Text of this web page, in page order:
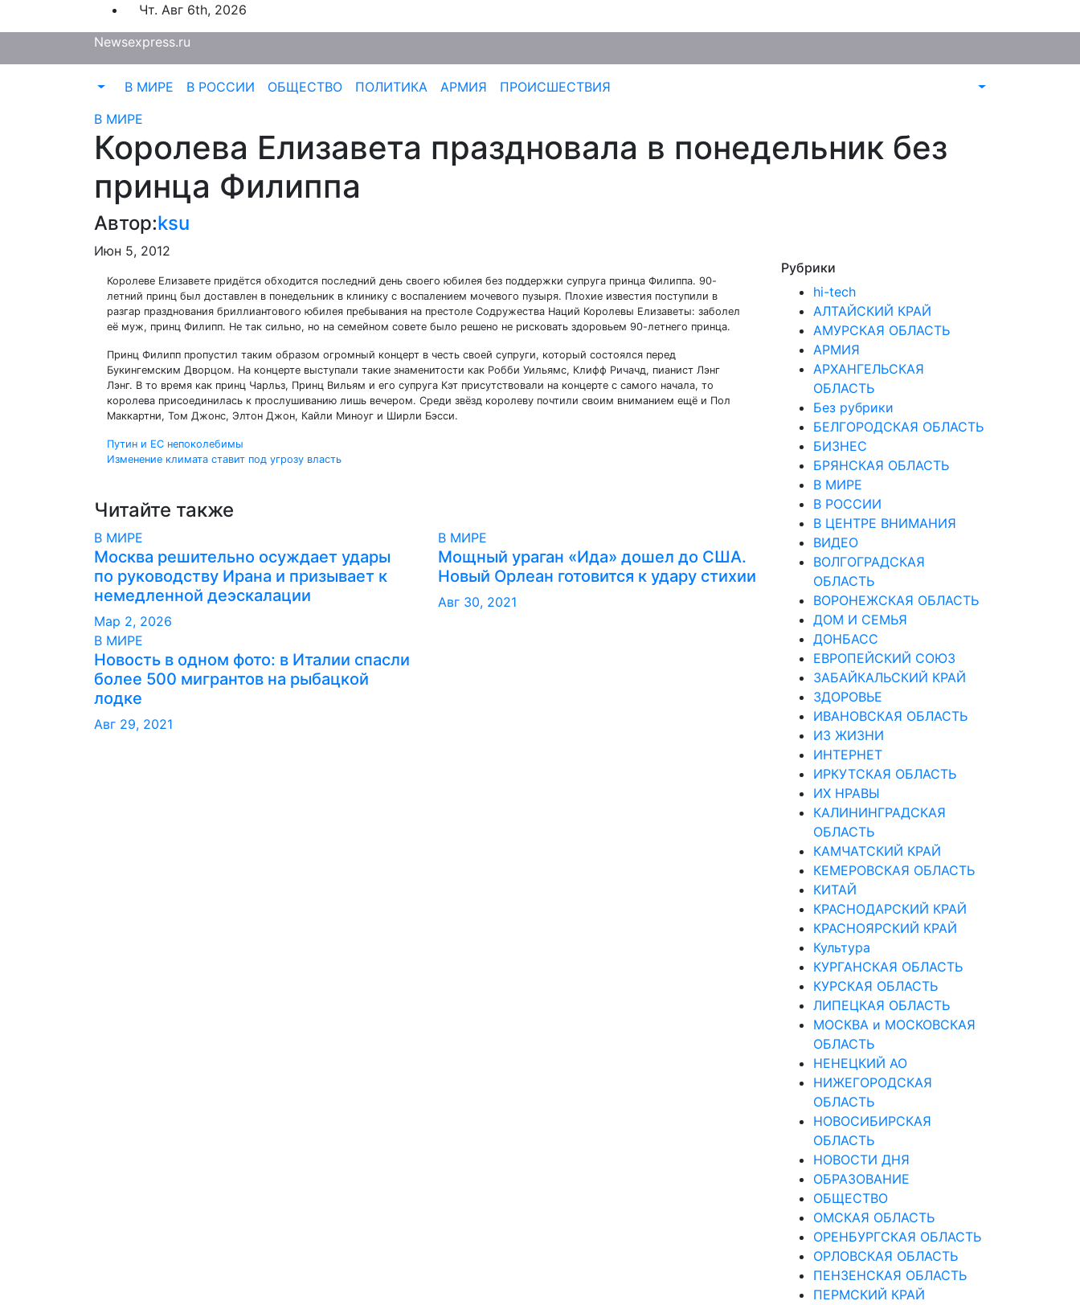
к
Чт. Авг 6th, 2026
Newsexpress.ru
В МИРЕ В РОССИИ ОБЩЕСТВО ПОЛИТИКА АРМИЯ
ПРОИСШЕСТВИЯ
В МИРЕ
Королева Елизавета праздновала в понедельник без
принца Филиппа
Автор:ksu
Июн 5, 2012
Королеве Елизавете придётся обходится последний день своего юбилея без поддержки супруга принца Филиппа. 90-
летний принц был доставлен в понедельник в клинику с воспалением мочевого пузыря. Плохие известия поступили в
разгар празднования бриллиантового юбилея пребывания на престоле Содружества Наций Королевы Елизаветы: заболел
её муж, принц Филипп. Не так сильно, но на семейном совете было решено не рисковать здоровьем 90-летнего принца.
Принц Филипп пропустил таким образом огромный концерт в честь своей супруги, который состоялся перед
Букингемским Дворцом. На концерте выступали такие знаменитости как Робби Уильямс, Клифф Ричачд, пианист Лэнг
Лэнг. В то время как принц Чарльз, Принц Вильям и его супруга Кэт присутствовали на концерте с самого начала, то
королева присоединилась к прослушиванию лишь вечером. Среди звёзд королеву почтили своим вниманием ещё и Пол
Маккартни, Том Джонс, Элтон Джон, Кайли Миноуг и Ширли Бэсси.
Навигация
записям
Путин и ЕС непоколебимы
Изменение климата ставит под угрозу власть
Читайте также
В МИРЕ
Москва решительно осуждает удары
по руководству Ирана и призывает к
немедленной деэскалации
Мар 2, 2026
В МИРЕ
Мощный ураган «Ида» дошел до США.
Новый Орлеан готовится к удару стихии
Авг 30, 2021
В МИРЕ
Новость в одном фото: в Италии спасли
более 500 мигрантов на рыбацкой
лодке
Авг 29, 2021
Рубрики
hi-tech
АЛТАЙСКИЙ КРАЙ
АМУРСКАЯ ОБЛАСТЬ
АРМИЯ
АРХАНГЕЛЬСКАЯ
ОБЛАСТЬ
Без рубрики
БЕЛГОРОДСКАЯ ОБЛАСТЬ
БИЗНЕС
БРЯНСКАЯ ОБЛАСТЬ
В МИРЕ
В РОССИИ
В ЦЕНТРЕ ВНИМАНИЯ
ВИДЕО
ВОЛГОГРАДСКАЯ
ОБЛАСТЬ
ВОРОНЕЖСКАЯ ОБЛАСТЬ
ДОМ И СЕМЬЯ
ДОНБАСС
ЕВРОПЕЙСКИЙ СОЮЗ
ЗАБАЙКАЛЬСКИЙ КРАЙ
ЗДОРОВЬЕ
ИВАНОВСКАЯ ОБЛАСТЬ
ИЗ ЖИЗНИ
ИНТЕРНЕТ
ИРКУТСКАЯ ОБЛАСТЬ
ИХ НРАВЫ
КАЛИНИНГРАДCКАЯ
ОБЛАСТЬ
КАМЧАТСКИЙ КРАЙ
КЕМЕРОВСКАЯ ОБЛАСТЬ
КИТАЙ
КРАСНОДАРСКИЙ КРАЙ
КРАСНОЯРСКИЙ КРАЙ
Культура
КУРГАНСКАЯ ОБЛАСТЬ
КУРСКАЯ ОБЛАСТЬ
ЛИПЕЦКАЯ ОБЛАСТЬ
МОСКВА и МОСКОВСКАЯ
ОБЛАСТЬ
НЕНЕЦКИЙ АО
НИЖЕГОРОДСКАЯ
ОБЛАСТЬ
НОВОСИБИРСКАЯ
ОБЛАСТЬ
НОВОСТИ ДНЯ
ОБРАЗОВАНИЕ
ОБЩЕСТВО
ОМСКАЯ ОБЛАСТЬ
ОРЕНБУРГСКАЯ ОБЛАСТЬ
ОРЛОВСКАЯ ОБЛАСТЬ
ПЕНЗЕНСКАЯ ОБЛАСТЬ
ПЕРМСКИЙ КРАЙ